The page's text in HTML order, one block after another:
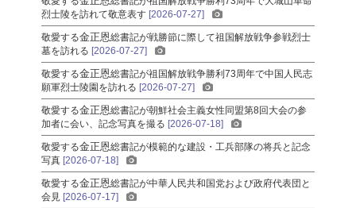
烈士陵を訪れて敬意表す [2026-07-27]
敬愛する金正恩総書記が戦勝節に際して祖国解放戦争参戦烈士
墓を訪れる [2026-07-27]
敬愛する金正恩総書記が祖国解放戦争勝利73周年で中国人民志
願軍烈士陵園を訪れる [2026-07-27]
敬愛する金正恩総書記が朝鮮社会主義女性同盟第8回大会の参
加者に会い、記念写真を撮る [2026-07-18]
敬愛する金正恩総書記が模範的な建設・工兵部隊の将兵と記念
写真 [2026-07-18]
敬愛する金正恩総書記が中華人民共和国党および政府代表団と
会見 [2026-07-17]